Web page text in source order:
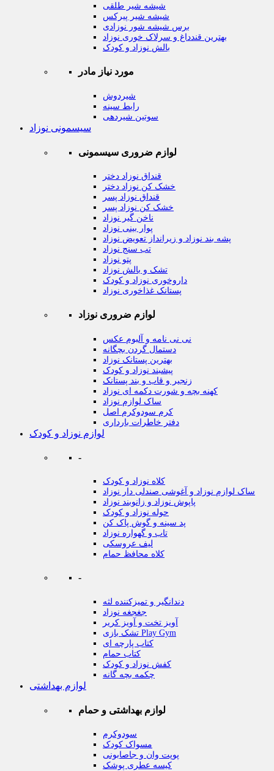
شیشه شیر طلقی
شیشه شیر پیرکس
برس شیشه شور نوزادی
بهترین قندداغ و سرلاک خوری نوزاد
بالش نوزاد و کودک
مورد نیاز مادر
شیردوش
رابط سینه
سوتین شیردهی
سیسمونی نوزاد
لوازم ضروری سیسمونی
قنداق نوزاد دختر
خشک کن نوزاد دختر
قنداق نوزاد پسر
خشک کن نوزاد پسر
ناخن گیر نوزاد
پوار بینی نوزاد
پشه بند نوزاد و زیرانداز تعویض نوزاد
تب سنج نوزاد
پتو نوزاد
تشک و بالش نوزاد
داروخوری نوزاد و کودک
پستانک غذاخوری نوزاد
لوازم ضروری نوزاد
نی نی نامه و آلبوم عکس
دستمال گردن بچگانه
بهترین پستانک نوزاد
پیشبند نوزاد و کودک
زنجیر و قاب و بند پستانک
کهنه بچه و شورت دکمه ای نوزاد
ساک لوازم نوزاد
کرم سودوکرم اصل
دفتر خاطرات بارداری
لوازم نوزاد و کودک
-
کلاه نوزاد و کودک
ساک لوازم نوزاد و آغوشی صندلی دار نوزاد
پاپوش نوزاد و زانوبند نوزاد
حوله نوزاد و کودک
پد سینه و گوش پاک کن
تاب و گهواره نوزاد
لیف عروسکی
کلاه محافظ حمام
-
دندانگیر و تمیزکننده لثه
جغجغه نوزاد
آویز تخت و آویز کریر
تشک بازی Play Gym
کتاب پارچه ای
کتاب حمام
کفش نوزاد و کودک
چکمه بچه گانه
لوازم بهداشتی
لوازم بهداشتی و حمام
سودوکرم
مسواک کودک
پوپت وان و جاصابونی
کیسه عطری پوشک